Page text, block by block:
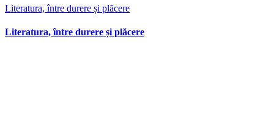
Literatura, între durere și plăcere
Literatura, între durere și plăcere